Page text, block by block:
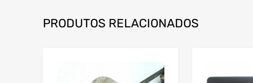
PRODUTOS RELACIONADOS